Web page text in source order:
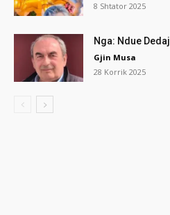
8 Shtator 2025
Nga: Ndue Dedaj
Gjin Musa
28 Korrik 2025